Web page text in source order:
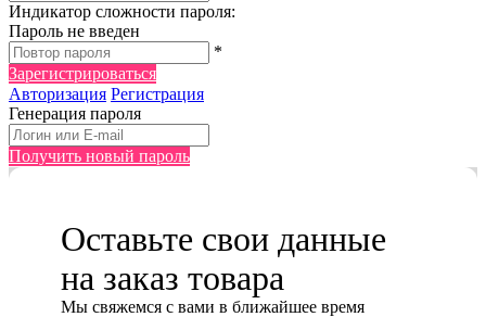
Индикатор сложности пароля:
Пароль не введен
*
Зарегистрироваться
Авторизация Регистрация
Генерация пароля
Получить новый пароль
Оставьте свои данные
на заказ товара
Мы cвяжемся с вами в ближайшее время